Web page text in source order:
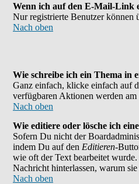
Wenn ich auf den E-Mail-Link
Nur registrierte Benutzer können
Nach oben
Wie schreibe ich ein Thema in
Ganz einfach, klicke einfach auf
verfügbaren Aktionen werden
Nach oben
Wie editiere oder lösche ich
Sofern Du nicht der
indem Du auf den Editieren-
wie oft der Text bearbeitet
Nachricht hinterlassen, warum
Nach oben